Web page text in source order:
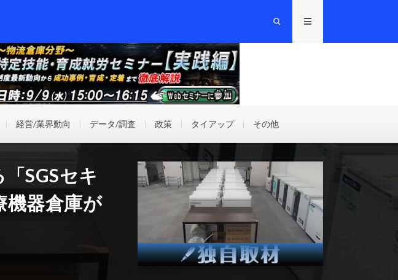
経営/業界動向 データ/調査 政策 タイアップ その他
SGSセキ
機器倉庫が